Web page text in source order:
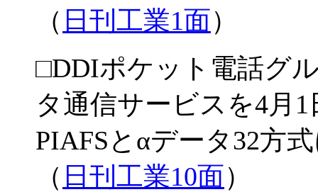
（ 日刊工業1面）
□DDIポケット電話グ
タ通信サービスを4月
PIAFSとαデータ32方
（ 日刊工業10面）